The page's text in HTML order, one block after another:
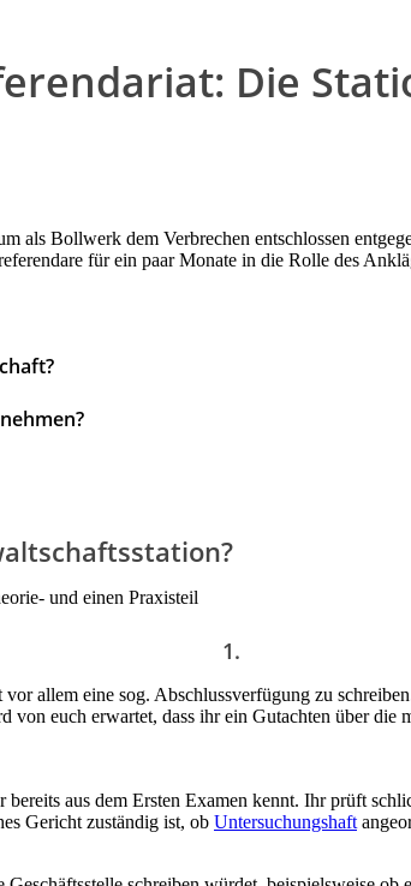
Die
als Bollwerk dem Verbrechen entschlossen
für ein paar Monate in die Rolle des
und einen Praxisteil
1.
allem eine sog. Abschlussverfügung zu
euch erwartet, dass ihr ein Gutachten über
aus dem Ersten Examen kennt. Ihr prüft
Gericht zuständig ist, ob Untersuchungshaft